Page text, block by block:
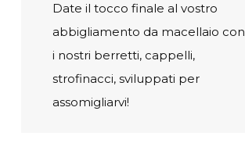
Date il tocco finale al vostro
abbigliamento da macellaio con
i nostri berretti, cappelli,
strofinacci, sviluppati per
assomigliarvi!